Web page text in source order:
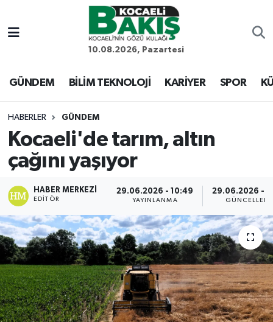
10.08.2026, Pazartesi
GÜNDEM BİLİM TEKNOLOJİ KARİYER SPOR
HABERLER GÜNDEM
Kocaeli'de tarım, altın
çağını yaşıyor
HABER MERKEZI
EDITÖR
29.06.2026 - 10:49
YAYINLANMA
29.06.2026 -
Kocaeli Nöbetçi Eczaneler
Kocaeli Hava Durumu
Süper Lig Puan Durumu ve Fikstür
Tüm Manşetler
Son Dakika Haberleri
Haber Arşivi